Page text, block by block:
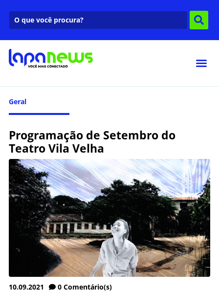
Geral
Programação de Setembro do
Teatro Vila Velha
10.09.2021 0 Comentário(s)